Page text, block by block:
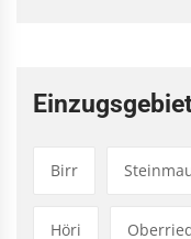
Birr
Höri